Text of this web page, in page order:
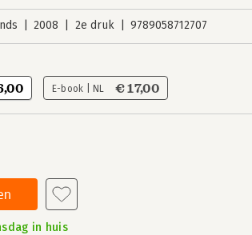
2008 2e druk 9789058712707
E-book | NL € 17,00
in huis